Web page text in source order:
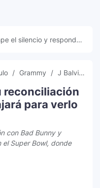
el silencio y responde
Grammy J Balvin
reconciliación
para verlo
con Bad Bunny y
el Super Bowl, donde